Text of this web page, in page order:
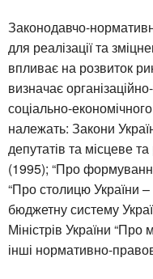
Законодавчо-
для реалізації та
впливає на розвиток
визначає
соціально-
належать: Закони
депутатів та місцеве
(1995); “Про
“Про столицю України –
бюджетну систему
Міністрів України “Про
інші нормативно-